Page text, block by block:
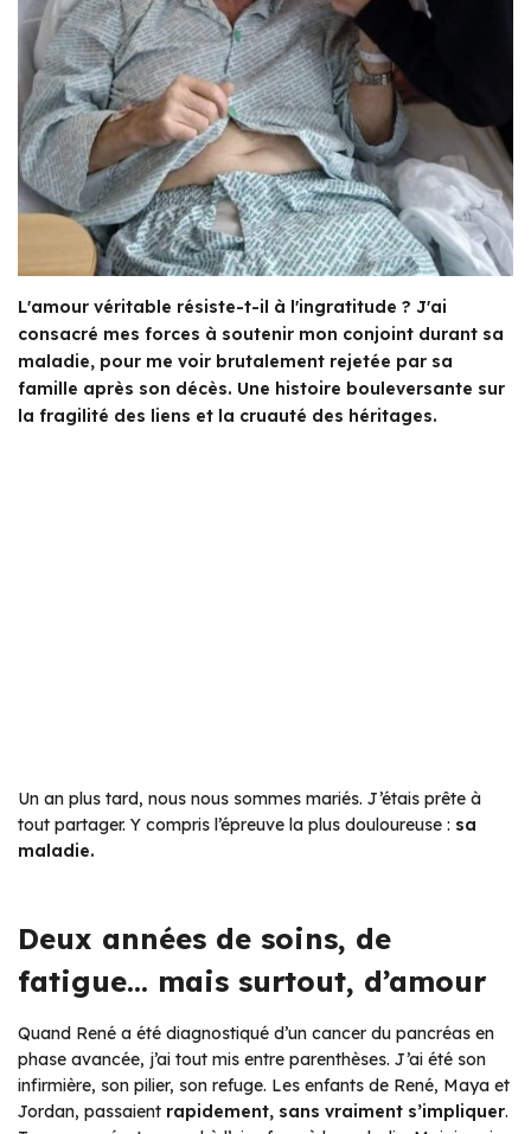
L'amour véritable résiste-t-il à l'ingratitude ? J'ai
consacré mes forces à soutenir mon conjoint durant sa
maladie, pour me voir brutalement rejetée par sa
famille après son décès. Une histoire bouleversante sur
la fragilité des liens et la cruauté des héritages.
Un an plus tard, nous nous sommes mariés. J’étais prête à
tout partager. Y compris l’épreuve la plus douloureuse : sa
maladie.
Deux années de soins, de
fatigue… mais surtout, d’amour
Quand René a été diagnostiqué d’un cancer du pancréas en
phase avancée, j’ai tout mis entre parenthèses. J’ai été son
infirmière, son pilier, son refuge. Les enfants de René, Maya et
Jordan, passaient rapidement, sans vraiment s’impliquer.